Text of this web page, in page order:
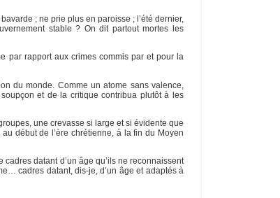
; ne prie plus en paroisse ; l’été dernier,
stable ? On dit partout mortes les
par rapport aux crimes commis par et pour la
du monde. Comme un atome sans valence,
et de la critique contribua plutôt à les
une crevasse si large et si évidente que
début de l’ère chrétienne, à la fin du Moyen
datant d’un âge qu’ils ne reconnaissent
cadres datant, dis-je, d’un âge et adaptés à